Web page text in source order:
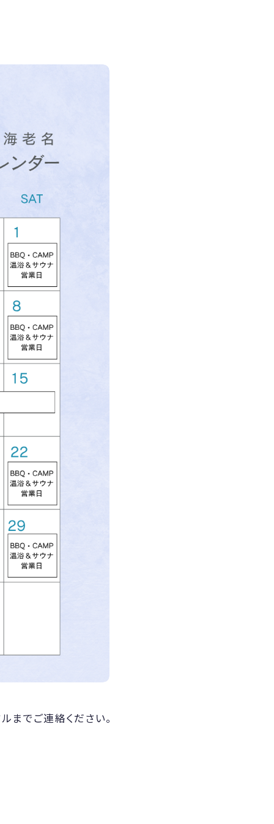
でご連絡ください。